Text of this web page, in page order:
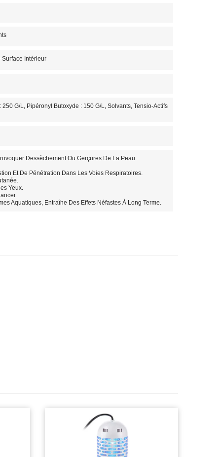
Surface Intérieur
G/L, Pipéronyl Butoxyde : 150 G/L, Solvants, Tensio-Actifs
Dessèchement Ou Gerçures De La Peau.
Et De Pénétration Dans Les Voies Respiratoires.
Yeux.
Aquatiques, Entraîne Des Effets Néfastes À Long Terme.